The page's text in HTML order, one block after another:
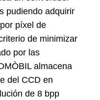
pudiendo adquirir
píxel de
de minimizar
por las
almacena
del CCD en
de 8 bpp